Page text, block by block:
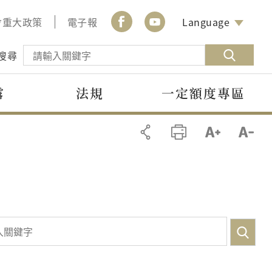
大政策 電子報 Language
尋
法規 一定額度專區